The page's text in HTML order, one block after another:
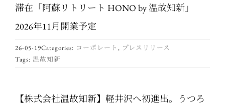
滞在「阿蘇リトリート HONO by 温故知新」
2026年11月開業予定
26-05-19Categories: コーポレート, プレスリリース
Tags: 温故知新
【株式会社温故知新】軽井沢へ初進出。うつろ